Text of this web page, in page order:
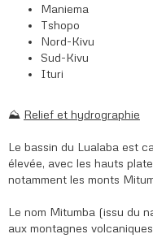
Maniema
Tshopo
Nord-Kivu
Sud-Kivu
Ituri
⛰️ Relief et hydrographie
Le bassin du Lualaba est
élevée, avec les hauts
notamment les monts
Le nom Mitumba (issu du
aux montagnes